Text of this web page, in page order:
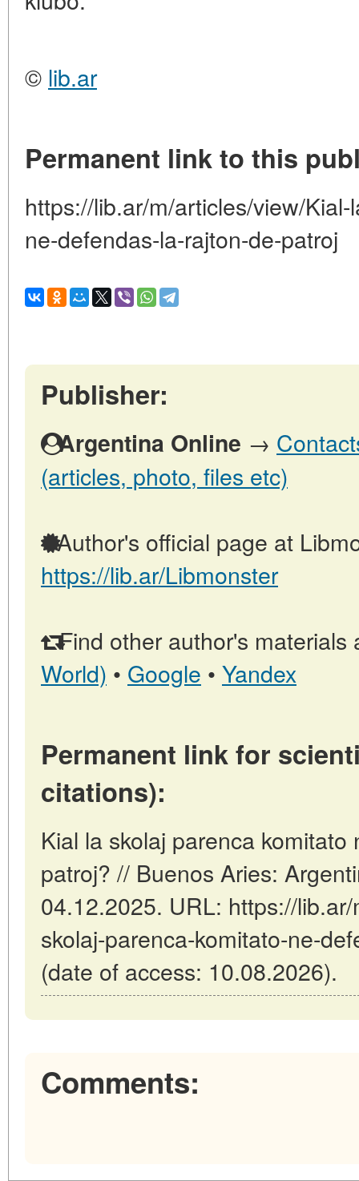
© lib.ar
Permanent link to this
https://lib.ar/m/articles/view/
ne-defendas-la-rajton-de-patroj
Publisher:
Argentina Online →
(articles, photo, files etc)
Author's official page at
https://lib.ar/Libmonster
Find other author's materials
World) • Google • Yandex
Permanent link for
citations):
Kial la skolaj parenca
patroj? // Buenos Aries:
04.12.2025. URL: https://
skolaj-parenca-komitato-ne-
(date of access: 10.08.2026).
Comments: